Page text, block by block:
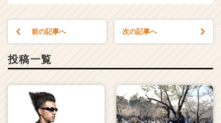
前の記事へ 次の記事へ
投稿一覧